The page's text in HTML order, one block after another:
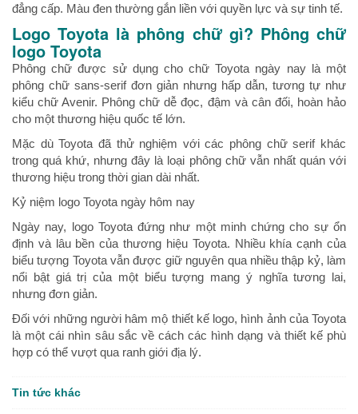
đẳng cấp. Màu đen thường gắn liền với quyền lực và sự tinh tế.
Logo Toyota là phông chữ gì? Phông chữ
logo Toyota
Phông chữ được sử dụng cho chữ Toyota ngày nay là một
phông chữ sans-serif đơn giản nhưng hấp dẫn, tương tự như
kiểu chữ Avenir. Phông chữ dễ đọc, đậm và cân đối, hoàn hảo
cho một thương hiệu quốc tế lớn.
Mặc dù Toyota đã thử nghiệm với các phông chữ serif khác
trong quá khứ, nhưng đây là loại phông chữ vẫn nhất quán với
thương hiệu trong thời gian dài nhất.
Kỷ niệm logo Toyota ngày hôm nay
Ngày nay, logo Toyota đứng như một minh chứng cho sự ổn
định và lâu bền của thương hiệu Toyota. Nhiều khía cạnh của
biểu tượng Toyota vẫn được giữ nguyên qua nhiều thập kỷ, làm
nổi bật giá trị của một biểu tượng mang ý nghĩa tương lai,
nhưng đơn giản.
Đối với những người hâm mộ thiết kế logo, hình ảnh của Toyota
là một cái nhìn sâu sắc về cách các hình dạng và thiết kế phù
hợp có thể vượt qua ranh giới địa lý.
Tin tức khác